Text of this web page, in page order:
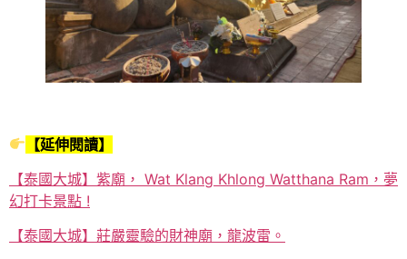
【延伸閱讀】
【泰國大城】紫廟， Wat Klang Khlong Watthana Ram，夢
幻打卡景點 !
【泰國大城】莊嚴靈驗的財神廟，龍波雷。